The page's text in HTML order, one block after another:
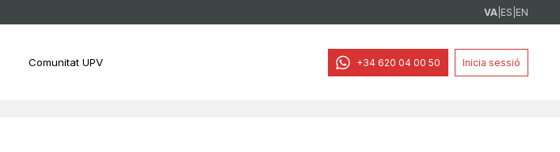
VA ES EN
Comunitat UPV +34 620 04 00 50 Inicia sessió